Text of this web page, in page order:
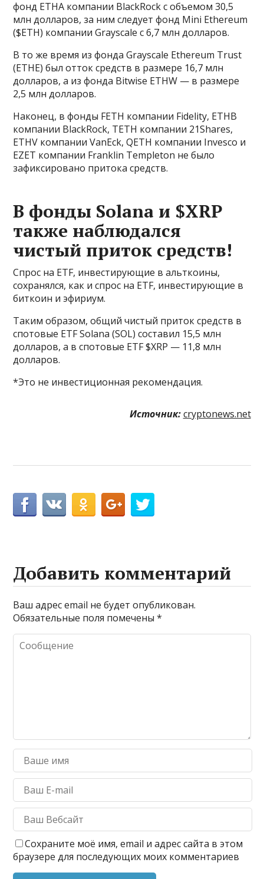
фонд ETHA компании BlackRock с объемом 30,5
млн долларов, за ним следует фонд Mini Ethereum
($ETH) компании Grayscale с 6,7 млн долларов.
В то же время из фонда Grayscale Ethereum Trust
(ETHE) был отток средств в размере 16,7 млн
долларов, а из фонда Bitwise ETHW — в размере
2,5 млн долларов.
Наконец, в фонды FETH компании Fidelity, ETHB
компании BlackRock, TETH компании 21Shares,
ETHV компании VanEck, QETH компании Invesco и
EZET компании Franklin Templeton не было
зафиксировано притока средств.
В фонды Solana и $XRP
также наблюдался
чистый приток средств!
Спрос на ETF, инвестирующие в альткоины,
сохранялся, как и спрос на ETF, инвестирующие в
биткоин и эфириум.
Таким образом, общий чистый приток средств в
спотовые ETF Solana (SOL) составил 15,5 млн
долларов, а в спотовые ETF $XRP — 11,8 млн
долларов.
*Это не инвестиционная рекомендация.
Источник: cryptonews.net
Добавить комментарий
Ваш адрес email не будет опубликован.
Обязательные поля помечены*
Сохраните моё имя, email и адрес сайта в этом
браузере для последующих моих комментариев